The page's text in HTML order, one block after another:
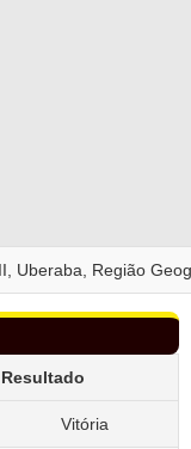
Uberaba, Região
Resultado
Vitória